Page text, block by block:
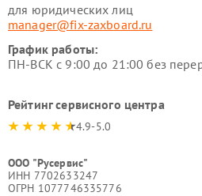
для юридических лиц
manager@fix-zaxboard.ru
График работы:
ПН-ВСК с 9:00 до 21:00 без
Рейтинг сервисного центра
4.9-5.0
ООО "Русервис"
ИНН 7702633247
ОГРН 1077746335776